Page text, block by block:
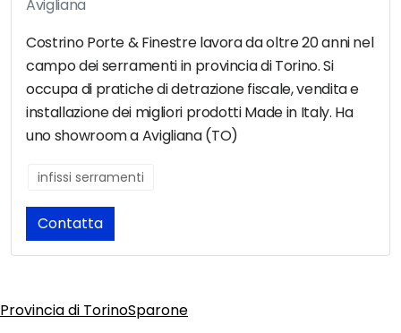
Avigliana
Costrino Porte & Finestre lavora da oltre 20 anni nel
campo dei serramenti in provincia di Torino. Si
occupa di pratiche di detrazione fiscale, vendita e
installazione dei migliori prodotti Made in Italy. Ha
uno showroom a Avigliana (TO)
infissi serramenti
Contatta
Provincia di TorinoSparone